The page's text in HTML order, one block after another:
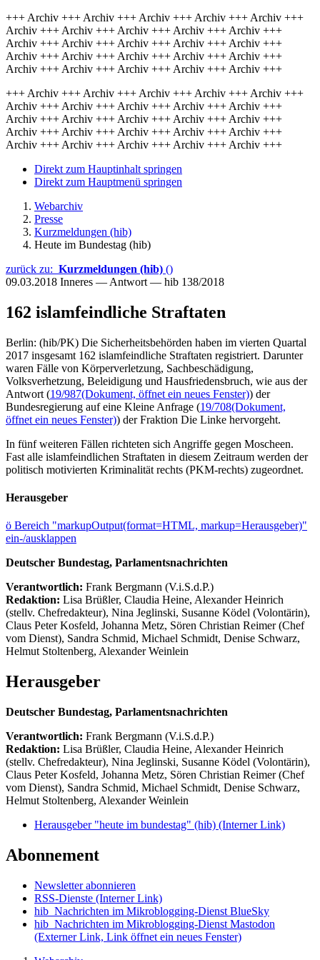
+++ Archiv +++ Archiv +++ Archiv +++ Archiv +++ Archiv +++
Archiv +++ Archiv +++ Archiv +++ Archiv +++ Archiv +++
Archiv +++ Archiv +++ Archiv +++ Archiv +++ Archiv +++
Archiv +++ Archiv +++ Archiv +++ Archiv +++ Archiv +++
Archiv +++ Archiv +++ Archiv +++ Archiv +++ Archiv +++
+++ Archiv +++ Archiv +++ Archiv +++ Archiv +++ Archiv +++
Archiv +++ Archiv +++ Archiv +++ Archiv +++ Archiv +++
Archiv +++ Archiv +++ Archiv +++ Archiv +++ Archiv +++
Archiv +++ Archiv +++ Archiv +++ Archiv +++ Archiv +++
Archiv +++ Archiv +++ Archiv +++ Archiv +++ Archiv +++
Direkt zum Hauptinhalt springen
Direkt zum Hauptmenü springen
Webarchiv
Presse
Kurzmeldungen (hib)
Heute im Bundestag (hib)
zurück zu: Kurzmeldungen (hib) ()
09.03.2018 Inneres — Antwort — hib 138/2018
162 islamfeindliche Straftaten
Berlin: (hib/PK) Die Sicherheitsbehörden haben im vierten Quartal
2017 insgesamt 162 islamfeindliche Straftaten registriert. Darunter
waren Fälle von Körperverletzung, Sachbeschädigung,
Volksverhetzung, Beleidigung und Hausfriedensbruch, wie aus der
Antwort (19/987(Dokument, öffnet ein neues Fenster)) der
Bundesregierung auf eine Kleine Anfrage (19/708(Dokument,
öffnet ein neues Fenster)) der Fraktion Die Linke hervorgeht.
In fünf weiteren Fällen richteten sich Angriffe gegen Moscheen.
Fast alle islamfeindlichen Straftaten in diesem Zeitraum werden der
politisch motivierten Kriminalität rechts (PKM-rechts) zugeordnet.
Herausgeber
ö Bereich "markupOutput(format=HTML, markup=Herausgeber)"
ein-/ausklappen
Deutscher Bundestag, Parlamentsnachrichten
Verantwortlich: Frank Bergmann (V.i.S.d.P.)
Redaktion: Lisa Brüßler, Claudia Heine, Alexander Heinrich
(stellv. Chefredakteur), Nina Jeglinski, Susanne Ködel (Volontärin),
Claus Peter Kosfeld, Johanna Metz, Sören Christian Reimer (Chef
vom Dienst), Sandra Schmid, Michael Schmidt, Denise Schwarz,
Helmut Stoltenberg, Alexander Weinlein
Herausgeber
Deutscher Bundestag, Parlamentsnachrichten
Verantwortlich: Frank Bergmann (V.i.S.d.P.)
Redaktion: Lisa Brüßler, Claudia Heine, Alexander Heinrich
(stellv. Chefredakteur), Nina Jeglinski, Susanne Ködel (Volontärin),
Claus Peter Kosfeld, Johanna Metz, Sören Christian Reimer (Chef
vom Dienst), Sandra Schmid, Michael Schmidt, Denise Schwarz,
Helmut Stoltenberg, Alexander Weinlein
Herausgeber "heute im bundestag" (hib) (Interner Link)
Abonnement
Newsletter abonnieren
RSS-Dienste (Interner Link)
hib_Nachrichten im Mikroblogging-Dienst BlueSky
hib_Nachrichten im Mikroblogging-Dienst Mastodon
(Externer Link, Link öffnet ein neues Fenster)